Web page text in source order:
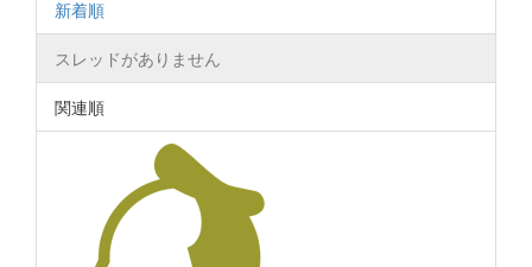
新着順
スレッドがありません
関連順